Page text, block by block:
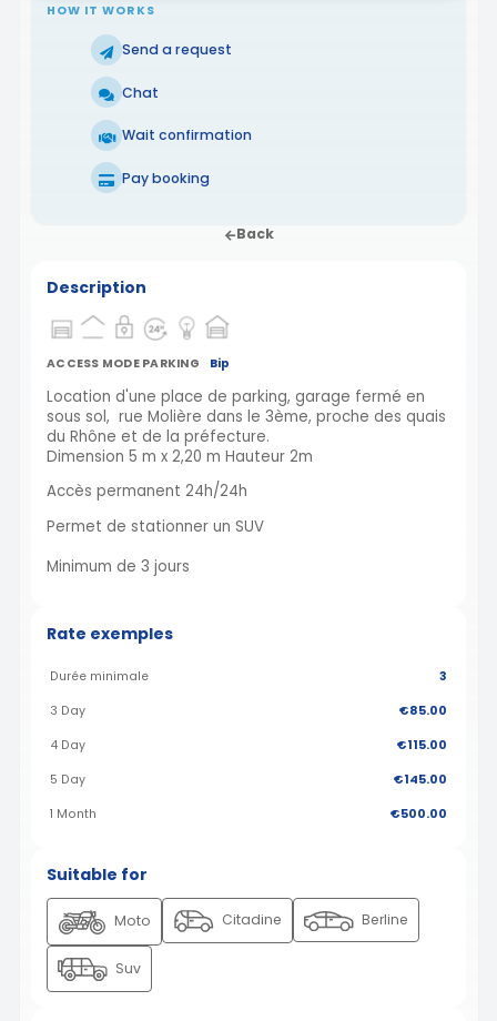
HOW IT WORKS
Send a request
Chat
Wait confirmation
Pay booking
Back
Description
ACCESS MODE PARKING Bip
Location d'une place de parking, garage fermé en
sous sol, rue Molière dans le 3ème, proche des quais
du Rhône et de la préfecture.
Dimension 5 m x 2,20 m Hauteur 2m
Accès permanent 24h/24h
Permet de stationner un SUV
Minimum de 3 jours
Rate exemples
Durée minimale 3
3 Day €85.00
4 Day €115.00
5 Day €145.00
1 Month €500.00
Suitable for
Moto Citadine Berline
Suv